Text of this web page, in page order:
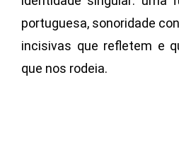
portuguesa, sonoridade
incisivas que refletem e
que nos rodeia.